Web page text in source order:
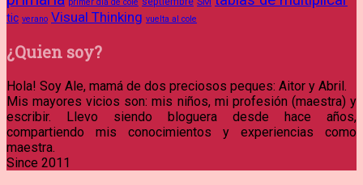
tic verano Visual Thinking vuelta al cole
¿Quien soy?
Hola! Soy Ale, mamá de dos preciosos peques: Aitor y Abril.
Mis mayores vicios son: mis niños, mi profesión (maestra) y
escribir. Llevo siendo bloguera desde hace años,
compartiendo mis conocimientos y experiencias como
maestra.
Since 2011